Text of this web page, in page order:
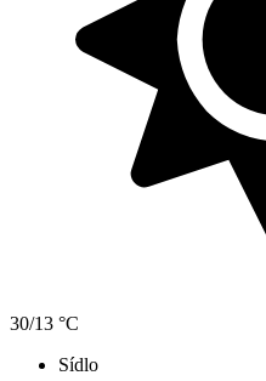
30/13 °C
Sídlo